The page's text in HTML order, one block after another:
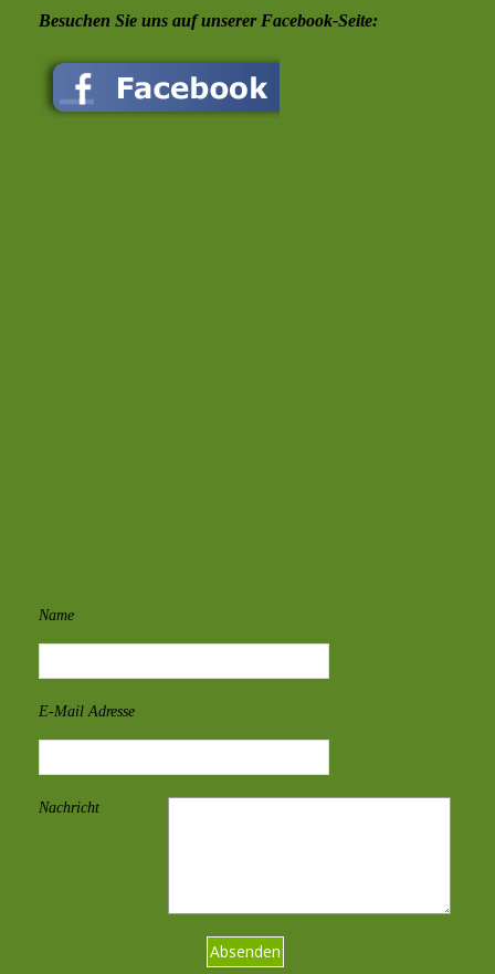
Besuchen Sie uns auf unserer Facebook-Seite:
Name
E-Mail Adresse
Nachricht